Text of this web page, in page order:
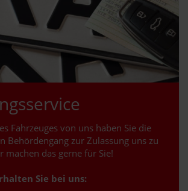
Fahrzeuges von uns haben Sie die
Behördengang zur Zulassung uns zu
machen das gerne für Sie!
Sie bei uns: